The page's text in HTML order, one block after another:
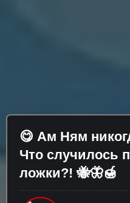
😋 Ам Ням
Что случилось
ложки?! 🐝🦋🍯